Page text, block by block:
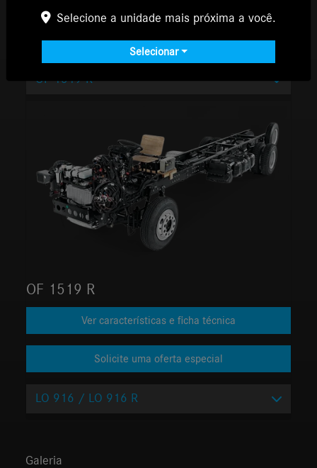
Escolar
OF 1519 R
OF 1519 R
Ver características e ficha técnica
LO 916 / LO 916 R
Galeria
Selecione a unidade mais próxima a você.
Selecionar